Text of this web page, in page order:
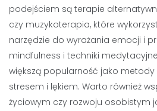
podejściem są terapie
czy muzykoterapia, które
narzędzie do wyrażania emocji i
mindfulness i techniki
większą popularność jako
stresem i lękiem. Warto również
życiowym czy rozwoju osobistym